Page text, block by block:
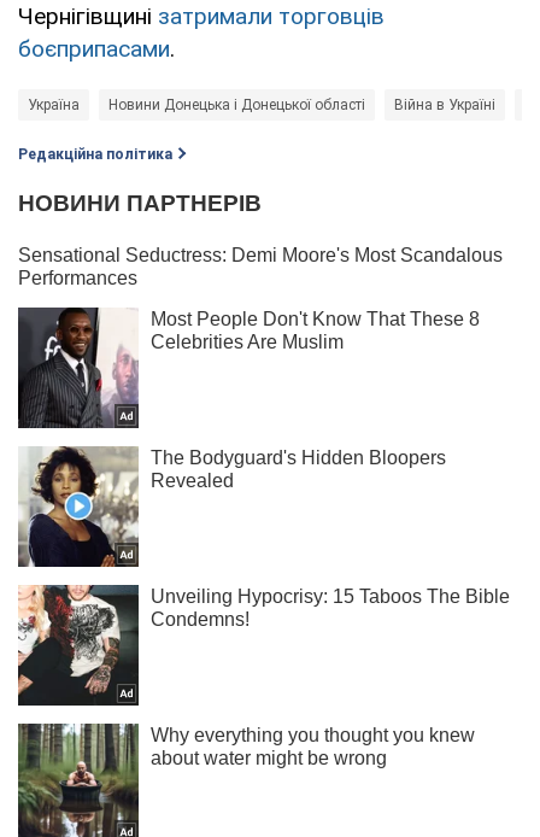
Чернігівщині затримали торговців
боєприпасами.
Україна Новини Донецька і Донецької області Війна в Україні
Редакційна політика